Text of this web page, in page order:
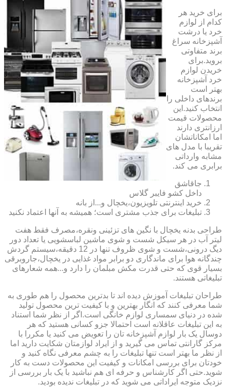
برای خرید هر
کدام از لوازم
خرد یا درشت
آشپزخانه سراغ
برند متفاوتی
بروید.برای
خریدن لوازم
خرد آشپزخانه
بهتر است
برندهای داخلی را
انتخاب کنید.این
محصولات قیمت
ارزانتری دارند
اما امکاناتشان
تقریبا با مدل های
مشابه وارداتی
برابری می کند.
جاقاشق
داخل کشو فایبر گلاس
خرید اینترنتی تلویزیون،یخچال و...از بانه
تبلیغات برای جذب مشتری است؛ همیشه به آنها اعتماد نکنید
طراحی بدنه یخچال با نگین های تزئینی ونقره،مصرف فقط هفت
لیتر آب در هر سیکل شست و شوی ماشین لباسشویی یا تعداد دور
دیگ درونی،شست و شوی ظروف تنها در 12 دقیقه،سیستم گردش
چندگانه هوا برای ماندگاری دو برابر مواد غذایی در یخچال،جاروبرقی
بسیار قوی که حتی قدرت مکش مبلمان را دارد و...همه شعارهای
تبلیغاتی هستند.
طراحان تبلیغات آموزش دیده اند تا بدترین محصول را هم طوری به
شما معرفی کنند که انگار بهترین و با کیفیت ترین محصول تولید
شده در دنیای سمساری لوازم خانگی است.اگر از نظر شما استناد
به این تبلیغات عاقلانه است احتمالا جزو کسانی هستید که هر
دوسال یک بار لوازم آشپزخانه تان را تعویض می کنید یا مکررا با
مرکز گارانتی تماس می گیرید و از ایراد لوازمتان شکایت دارید اما
از نظر ما بهتر است تنها تبلیغات را به چشم معرفی نگاه کنید و
خودتان برای بررسی امکانات و کیفیت این محصولات دست به کار
شوید.حتی اگر کارشناس و حرفه ای هم نباشید با یک بار بررسی از
نزدیک متوجه ایراداتی می شوید که در تبلیغات ندیده بودید.